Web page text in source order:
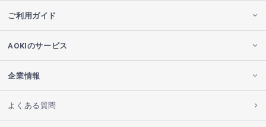
ご利用ガイド
AOKIのサービス
企業情報
よくある質問